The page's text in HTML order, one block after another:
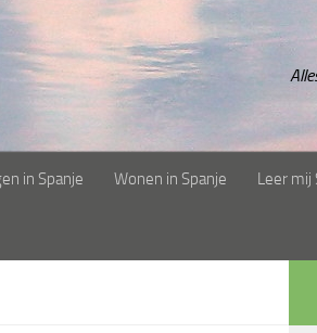
in Spanje Wonen in Spanje Leer mij